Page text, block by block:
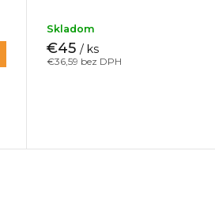
Skladom
€36,59 bez DPH
€45 / ks